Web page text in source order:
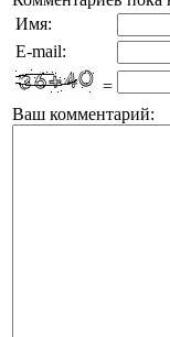
Имя:
E-mail:
=
Ваш комментарий: